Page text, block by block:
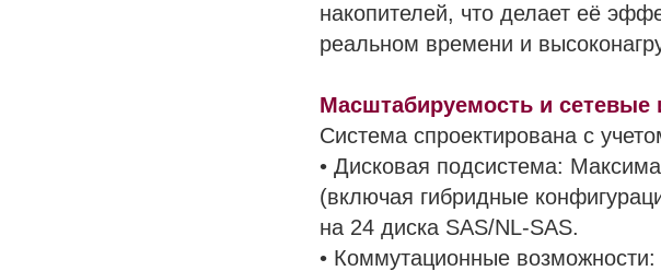
накопителей, что делает её
реальном времени и
Масштабируемость и сетевые
Система спроектирована с
• Дисковая подсистема:
(включая гибридные
на 24 диска SAS/NL-SAS.
• Коммутационные